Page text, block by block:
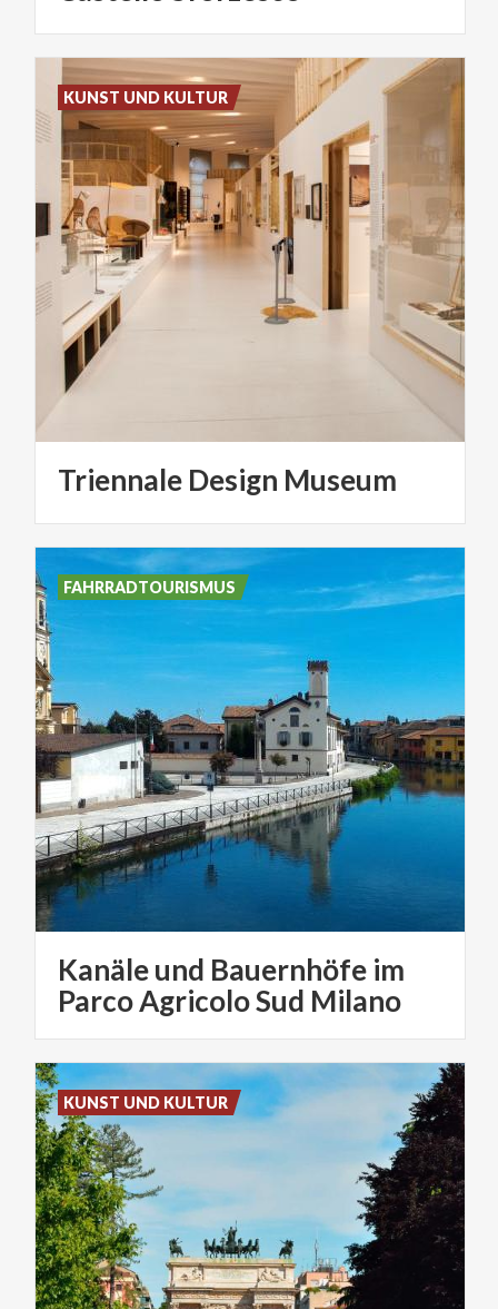
Triennale Design Museum
KUNST UND KULTUR
Kanäle und Bauernhöfe im
Parco Agricolo Sud Milano
FAHRRADTOURISMUS
KUNST UND KULTUR